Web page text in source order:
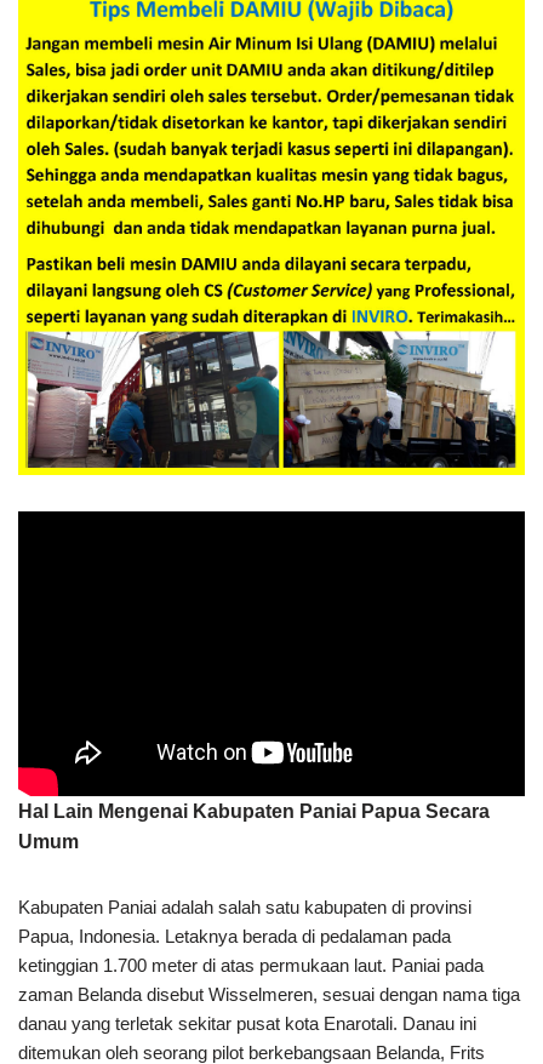
Hal Lain Mengenai Kabupaten Paniai Papua Secara
Umum
Kabupaten Paniai adalah salah satu kabupaten di provinsi
Papua, Indonesia. Letaknya berada di pedalaman pada
ketinggian 1.700 meter di atas permukaan laut. Paniai pada
zaman Belanda disebut Wisselmeren, sesuai dengan nama tiga
danau yang terletak sekitar pusat kota Enarotali. Danau ini
ditemukan oleh seorang pilot berkebangsaan Belanda, Frits